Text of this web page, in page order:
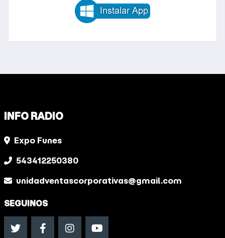
INFO RADIO
Expo Funes
543412250380
unidadventascorporativas@gmail.com
SEGUINOS